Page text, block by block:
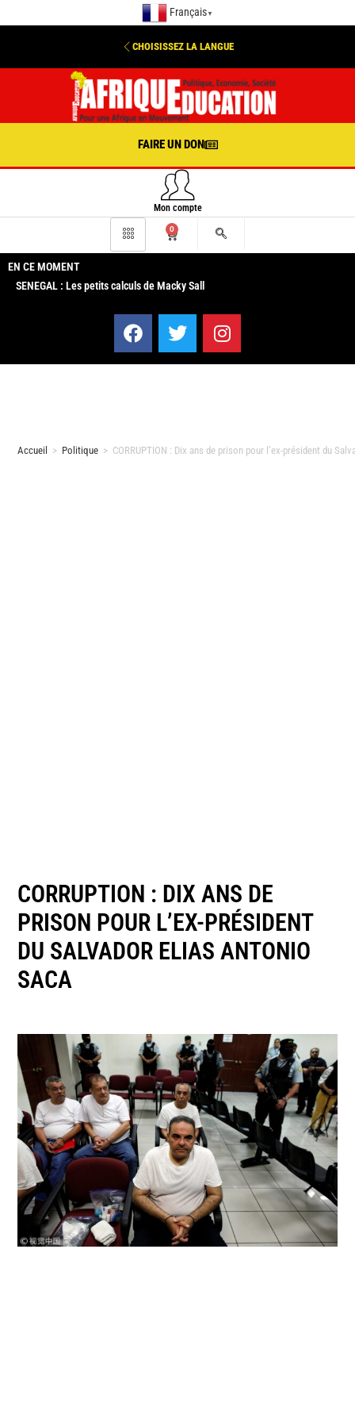
Français ▼
CHOISISSEZ LA LANGUE
FAIRE UN DON
Mon compte
0
EN CE MOMENT
SENEGAL : Les petits calculs de Macky Sall
Accueil > Politique > CORRUPTION : Dix ans de prison pour l’ex-président du
CORRUPTION : DIX ANS DE
PRISON POUR L’EX-PRÉSIDENT
DU SALVADOR ELIAS ANTONIO
SACA